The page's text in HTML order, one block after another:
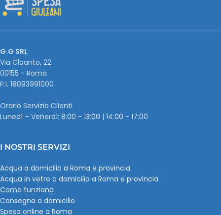
G.G SRL
Via Cloanto, 22
00155 - Roma
P.I. ‭18093991000
Orario Servizio Clienti
Lunedì – Venerdì: 8:00 - 13:00 | 14:00 - 17:00
I NOSTRI SERVIZI
Acqua a domicilio a Roma e provincia
Acqua in vetro a domicilio a Roma e provincia
Come funziona
Consegna a domicilio
Spesa online a Roma